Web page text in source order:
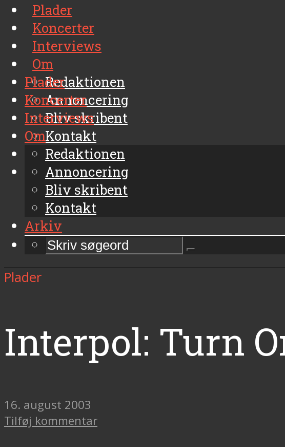
Plader
Koncerter
Interviews
Om
Redaktionen
Annoncering
Bliv skribent
Kontakt
Arkiv
Plader
Koncerter
Interviews
Om
Redaktionen
Annoncering
Bliv skribent
Kontakt
Arkiv
Plader
Interpol: Turn
16. august 2003
Tilføj kommentar